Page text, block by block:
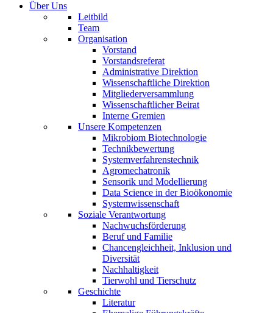
Über Uns
Leitbild
Team
Organisation
Vorstand
Vorstandsreferat
Administrative Direktion
Wissenschaftliche Direktion
Mitgliederversammlung
Wissenschaftlicher Beirat
Interne Gremien
Unsere Kompetenzen
Mikrobiom Biotechnologie
Technikbewertung
Systemverfahrenstechnik
Agromechatronik
Sensorik und Modellierung
Data Science in der Bioökonomie
Systemwissenschaft
Soziale Verantwortung
Nachwuchsförderung
Beruf und Familie
Chancengleichheit, Inklusion und
Diversität
Nachhaltigkeit
Tierwohl und Tierschutz
Geschichte
Literatur